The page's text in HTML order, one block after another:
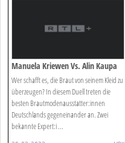
Manuela Kriewen Vs. Alin Kaupa
Wer schafft es, die Braut von seinem Kleid zu
überzeugen? In diesem Duell treten die
besten Brautmodenausstatter:innen
Deutschlands gegeneinander an. Zwei
bekannte Expert:i ...